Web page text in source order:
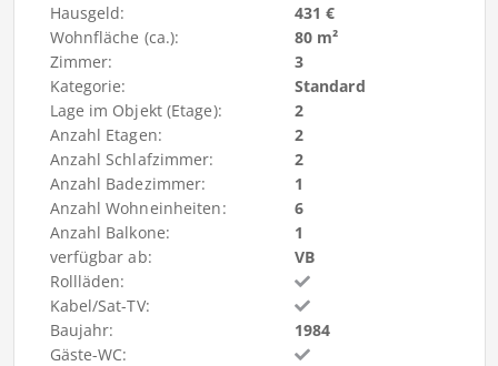
Hausgeld:
431 €
Wohnfläche (ca.):
80 m²
Zimmer:
3
Kategorie:
Standard
Lage im Objekt (Etage):
2
Anzahl Etagen:
2
Anzahl Schlafzimmer:
2
Anzahl Badezimmer:
1
Anzahl Wohneinheiten:
6
Anzahl Balkone:
1
verfügbar ab:
VB
Rollläden:
Kabel/Sat-TV:
Baujahr:
1984
Gäste-WC: